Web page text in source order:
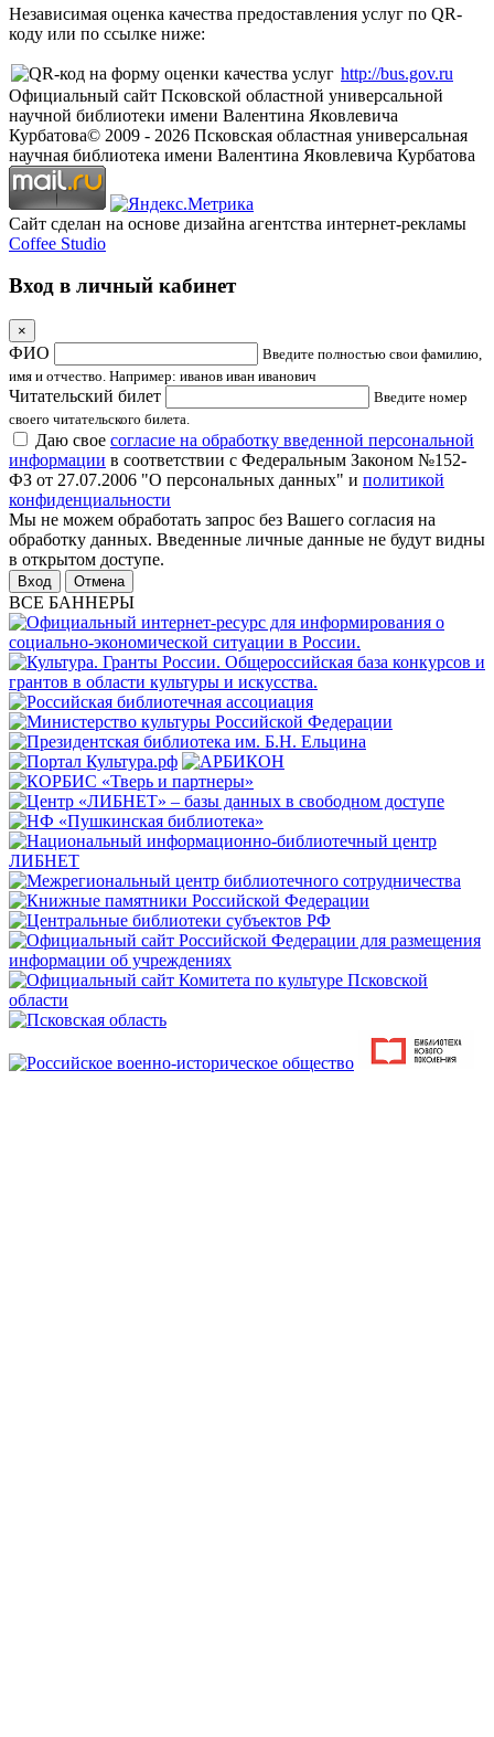
Независимая оценка качества предоставления услуг по QR-
коду или по ссылке ниже:
http://bus.gov.ru
Официальный сайт Псковской областной универсальной
научной библиотеки имени Валентина Яковлевича
Курбатова© 2009 - 2026 Псковская областная универсальная
научная библиотека имени Валентина Яковлевича Курбатова
Сайт сделан на основе дизайна агентства интернет-рекламы
Coffee Studio
Вход в личный кабинет
×
ФИО
Введите полностью свои фамилию,
имя и отчество. Например: иванов иван иванович
Читательский билет
Введите номер
своего читательского билета.
Даю свое согласие на обработку введенной персональной
информации в соответствии с Федеральным Законом №152-
ФЗ от 27.07.2006 "О персональных данных" и политикой
конфиденциальности
Мы не можем обработать запрос без Вашего согласия на
обработку данных. Введенные личные данные не будут видны
в открытом доступе.
Отмена
ВСЕ БАННЕРЫ